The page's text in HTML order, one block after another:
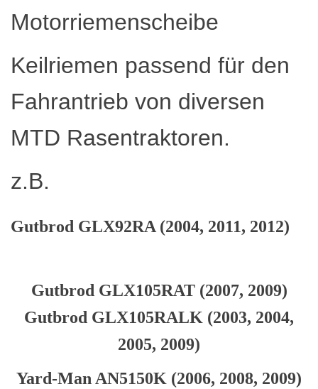
Motorriemenscheibe
Keilriemen passend für den
Fahrantrieb von diversen
MTD Rasentraktoren.
z.B.
Gutbrod GLX92RA (2004, 2011, 2012)
Gutbrod GLX105RAT (2007, 2009)
Gutbrod GLX105RALK (2003, 2004,
2005, 2009)
Yard-Man AN5150K (2006, 2008, 2009)